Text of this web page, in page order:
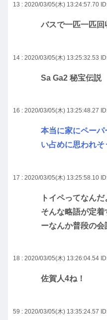
13 : 2020/03/05(木) 13:24:57.70
バスで一匹一匹回
14 : 2020/03/05(木) 13:25:32.53
Sa Ga2 秘宝伝説
16 : 2020/03/05(木) 13:25:48.27
本当に家にペー
い占めに思われそ
17 : 2020/03/05(木) 13:25:58.10
トイペってなんだ
そんな略語が定
ーなんか普段の
18 : 2020/03/05(木) 13:26:04.54
佐賀人4ね！
59 : 2020/03/05(木) 13:35:24.57